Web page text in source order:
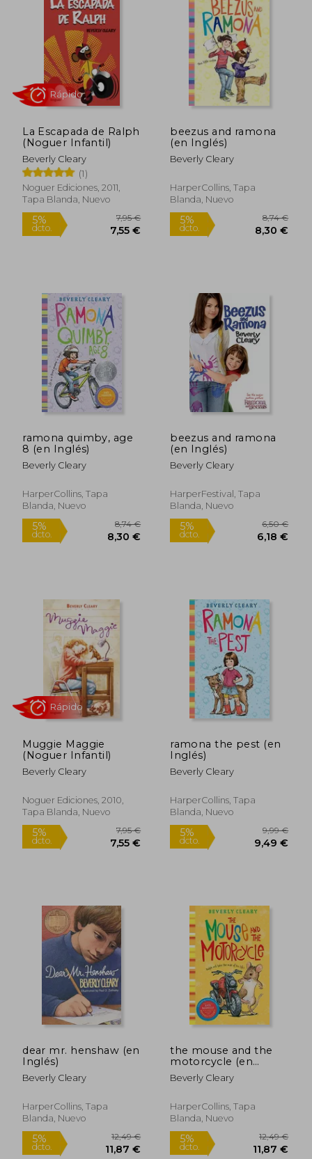
La Escapada de Ralph
(Noguer Infantil)
Beverly Cleary
(1)
Noguer Ediciones, 2011,
Tapa Blanda, Nuevo
5%
dcto.
Rápido
beezus and ramona
(en Inglés)
Beverly Cleary
HarperCollins, Tapa
Blanda, Nuevo
5%
dcto.
ramona quimby, age
8 (en Inglés)
Beverly Cleary
HarperCollins, Tapa
Blanda, Nuevo
dcto.
beezus and ramona
(en Inglés)
Beverly Cleary
HarperFestival, Tapa
Blanda, Nuevo
dcto.
Muggie Maggie
(Noguer Infantil)
Beverly Cleary
Noguer Ediciones, 2010,
Tapa Blanda, Nuevo
5%
dcto.
ramona the pest (en
Inglés)
Beverly Cleary
HarperCollins, Tapa
Blanda, Nuevo
5%
dcto.
dear mr. henshaw (en
Inglés)
Beverly Cleary
HarperCollins, Tapa
Blanda, Nuevo
the mouse and the
motorcycle (en
Inglés)
Beverly Cleary
HarperCollins, Tapa
Blanda, Nuevo